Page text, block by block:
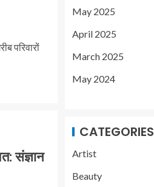
परिवारों
संज्ञान
May 2025
April 2025
March 2025
May 2024
CATEGORIES
Artist
Beauty